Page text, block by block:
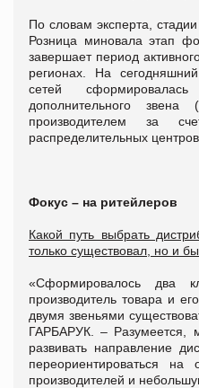
По словам эксперта,
Розница миновала этап
завершает период
регионах. На
сетей
дополнительного
производителем за
распределительных центров.
Фокус – на ритейлеров
Какой путь выбрать
только существовал, но и
«Сформировалось два
производитель товара и
двумя звеньями
ГАРБАРУК. – Разумеется,
развивать направление
переориентироваться на
производителей и